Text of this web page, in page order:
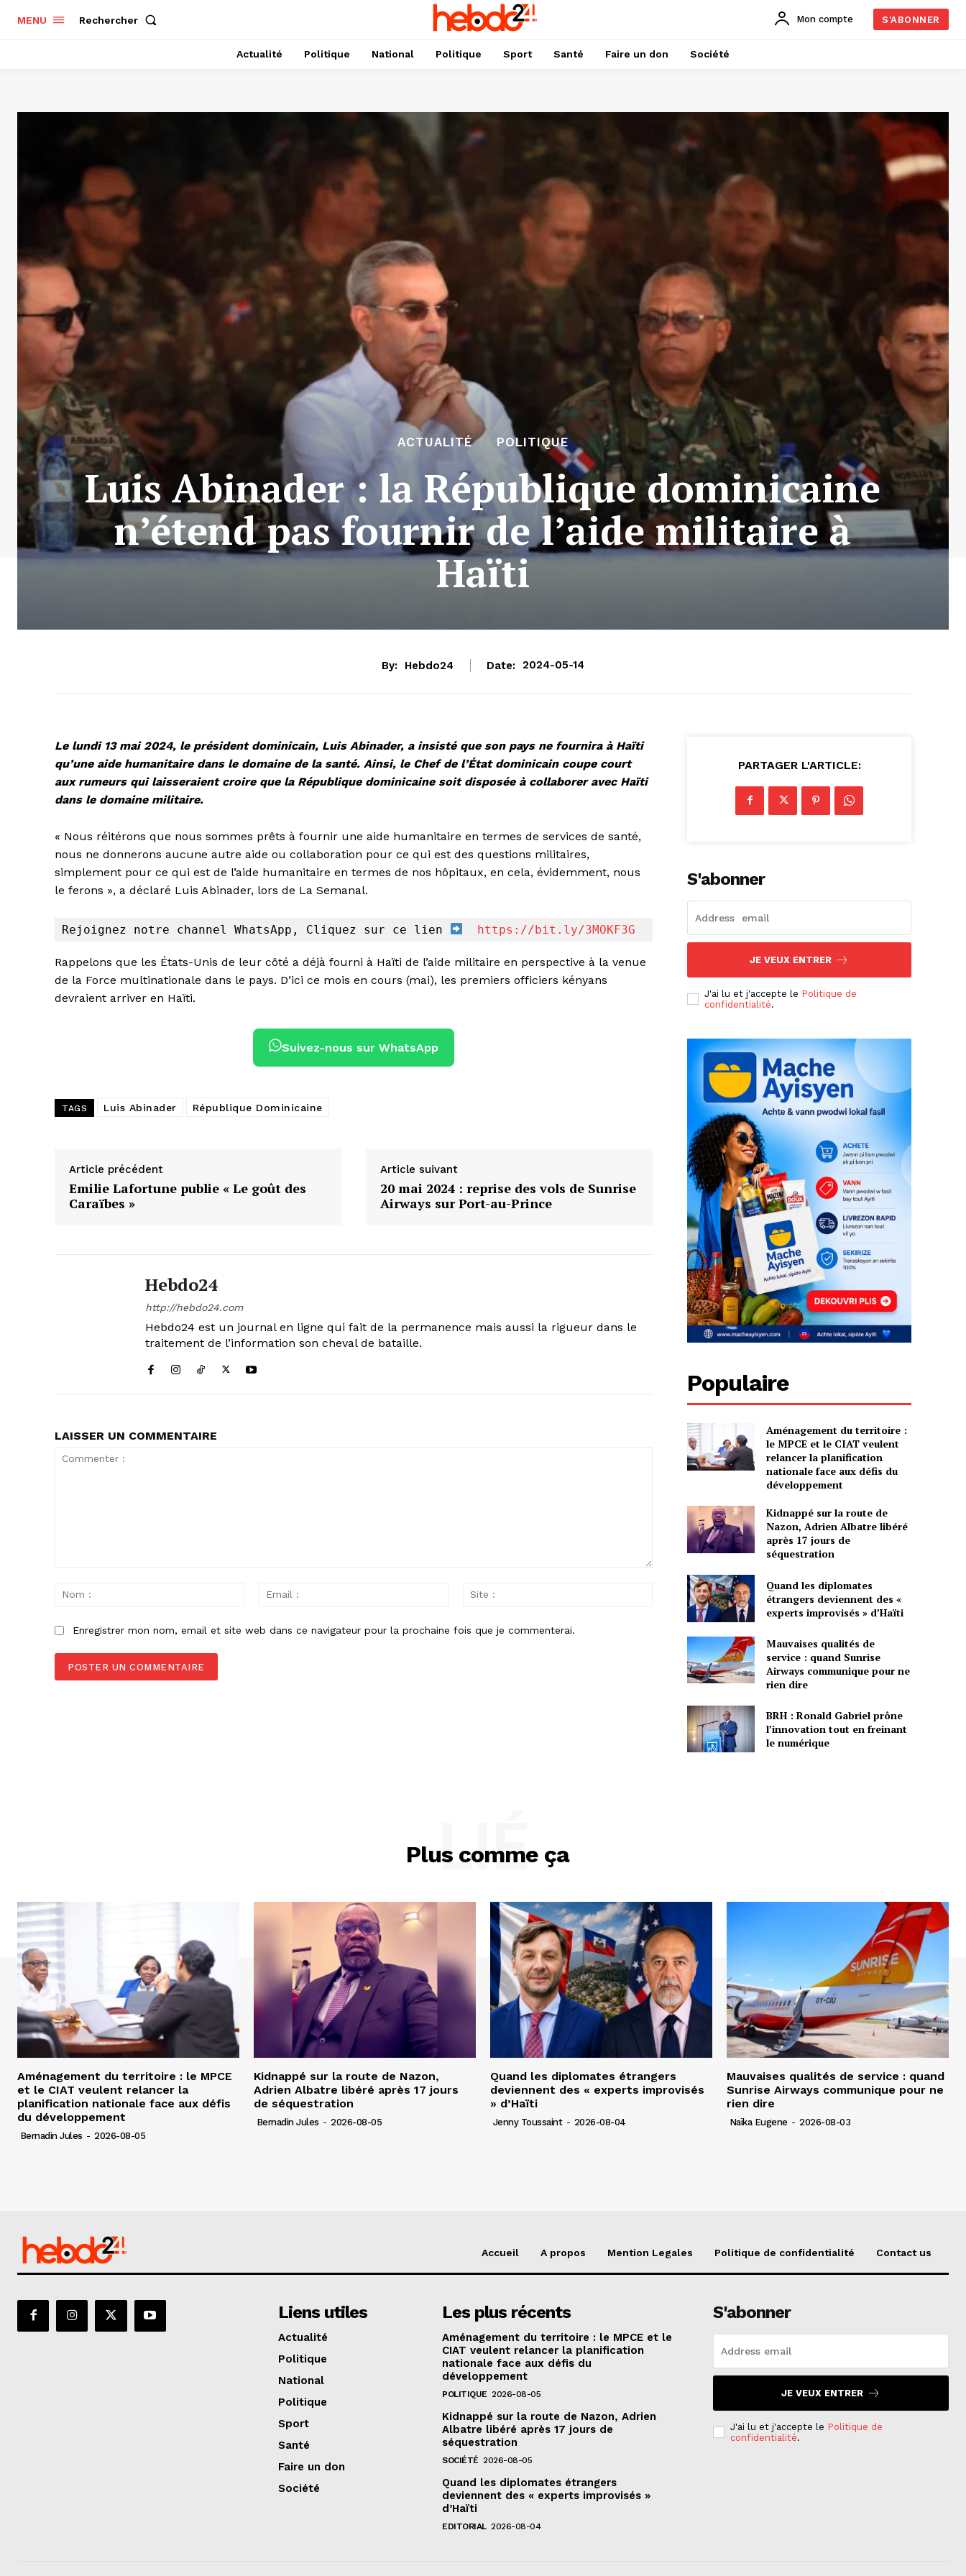
MENU Rechercher Mon compte S'ABONNER
Actualité Politique National Politique Sport Santé Faire un don Société
ACTUALITÉ POLITIQUE
Luis Abinader : la République dominicaine
n’étend pas fournir de l’aide militaire à
Haïti
By: Hebdo24 Date: 2024-05-14
Le lundi 13 mai 2024, le président dominicain, Luis Abinader, a insisté que son pays ne fournira à Haïti
qu’une aide humanitaire dans le domaine de la santé. Ainsi, le Chef de l’État dominicain coupe court
aux rumeurs qui laisseraient croire que la République dominicaine soit disposée à collaborer avec Haïti
dans le domaine militaire.
« Nous réitérons que nous sommes prêts à fournir une aide humanitaire en termes de services de santé,
nous ne donnerons aucune autre aide ou collaboration pour ce qui est des questions militaires,
simplement pour ce qui est de l’aide humanitaire en termes de nos hôpitaux, en cela, évidemment, nous
le ferons », a déclaré Luis Abinader, lors de La Semanal.
Rejoignez notre channel WhatsApp , Cliquez sur ce lien https://bit.ly/3MOKF3G
Rappelons que les États-Unis de leur côté a déjà fourni à Haïti de l’aide militaire en perspective à la venue
de la Force multinationale dans le pays. D’ici ce mois en cours (mai), les premiers officiers kényans
devraient arriver en Haïti.
Suivez-nous sur WhatsApp
TAGS Luis Abinader République Dominicaine
Article précédent
Emilie Lafortune publie « Le goût des
Caraïbes »
Article suivant
20 mai 2024 : reprise des vols de Sunrise
Airways sur Port-au-Prince
Hebdo24
http://hebdo24.com
Hebdo24 est un journal en ligne qui fait de la permanence mais aussi la rigueur dans le
traitement de l’information son cheval de bataille.
LAISSER UN COMMENTAIRE
Email
Enregistrer mon nom, email et site web dans ce navigateur pour la prochaine fois que je commenterai.
PARTAGER L'ARTICLE:
S'abonner
JE VEUX ENTRER
J'ai lu et j'accepte le Politique de
confidentialité.
Populaire
Aménagement du territoire :
le MPCE et le CIAT veulent
relancer la planification
nationale face aux défis du
développement
Kidnappé sur la route de
Nazon, Adrien Albatre libéré
après 17 jours de
séquestration
Quand les diplomates
étrangers deviennent des «
experts improvisés » d’Haïti
Mauvaises qualités de
service : quand Sunrise
Airways communique pour ne
rien dire
BRH : Ronald Gabriel prône
l’innovation tout en freinant
le numérique
Plus comme ça
LIÉ
Aménagement du territoire : le MPCE
et le CIAT veulent relancer la
planification nationale face aux défis
du développement
Bernadin Jules - 2026-08-05
Kidnappé sur la route de Nazon,
Adrien Albatre libéré après 17 jours
de séquestration
Bernadin Jules - 2026-08-05
Quand les diplomates étrangers
deviennent des « experts improvisés
» d’Haïti
Jenny Toussaint - 2026-08-04
Mauvaises qualités de service : quand
Sunrise Airways communique pour ne
rien dire
Naïka Eugene - 2026-08-03
Accueil A propos Mention Legales Politique de confidentialité Contact us
Liens utiles
Actualité
Politique
National
Politique
Sport
Santé
Faire un don
Société
Les plus récents
Aménagement du territoire : le MPCE et le
CIAT veulent relancer la planification
nationale face aux défis du
développement
POLITIQUE 2026-08-05
Kidnappé sur la route de Nazon, Adrien
Albatre libéré après 17 jours de
séquestration
SOCIÉTÉ 2026-08-05
Quand les diplomates étrangers
deviennent des « experts improvisés »
d’Haïti
EDITORIAL 2026-08-04
S'abonner
JE VEUX ENTRER
J'ai lu et j'accepte le Politique de
confidentialité.